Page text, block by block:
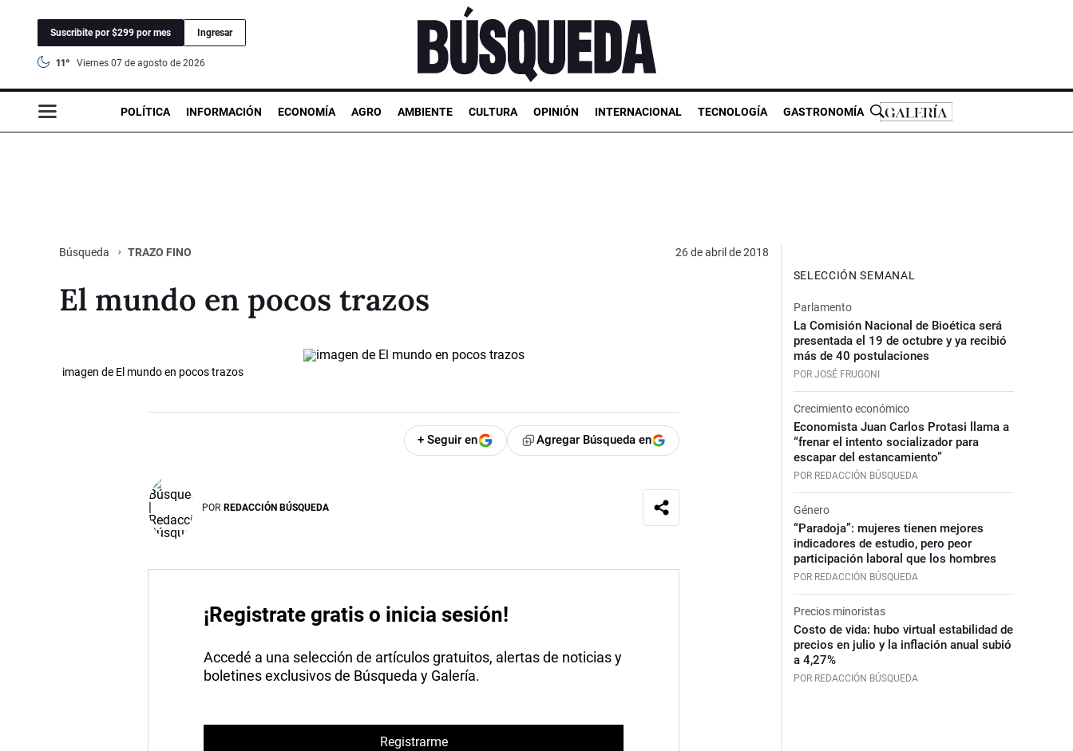
Suscribite por $299 por mes Ingresar
11° viernes 07 de agosto de 2026
POLÍTICA INFORMACIÓN ECONOMÍA AGRO AMBIENTE CULTURA OPINIÓN INTERNACIONAL TECNOLOGÍA GASTRONOMÍA
Búsqueda TRAZO FINO 26 de abril de 2018
El mundo en pocos trazos
imagen de El mundo en pocos trazos
+ Seguir en Agregar Búsqueda en
POR REDACCIÓN BÚSQUEDA
¡Registrate gratis o inicia sesión!
Accedé a una selección de artículos gratuitos, alertas de noticias y
boletines exclusivos de Búsqueda y Galería.
Registrarme
SELECCIÓN SEMANAL
Parlamento
La Comisión Nacional de Bioética será
presentada el 19 de octubre y ya recibió
más de 40 postulaciones
POR JOSÉ FRUGONI
Crecimiento económico
Economista Juan Carlos Protasi llama a
“frenar el intento socializador para
escapar del estancamiento”
POR REDACCIÓN BÚSQUEDA
Género
“Paradoja”: mujeres tienen mejores
indicadores de estudio, pero peor
participación laboral que los hombres
POR REDACCIÓN BÚSQUEDA
Precios minoristas
Costo de vida: hubo virtual estabilidad de
precios en julio y la inflación anual subió
a 4,27%
POR REDACCIÓN BÚSQUEDA